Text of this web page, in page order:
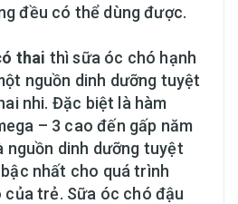
đều có thể dùng được.
thai thì sữa óc chó hạnh
nguồn dinh dưỡng tuyệt
nhi. Đặc biệt là hàm
– 3 cao đến gấp năm
nguồn dinh dưỡng tuyệt
nhất cho quá trình
trẻ. Sữa óc chó đậu